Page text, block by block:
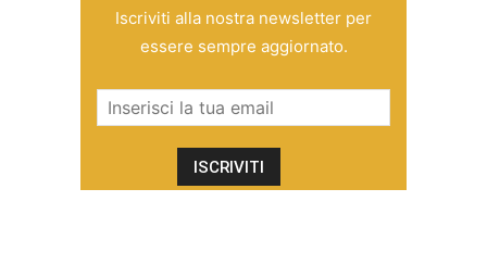
Iscriviti alla nostra newsletter per
essere sempre aggiornato.